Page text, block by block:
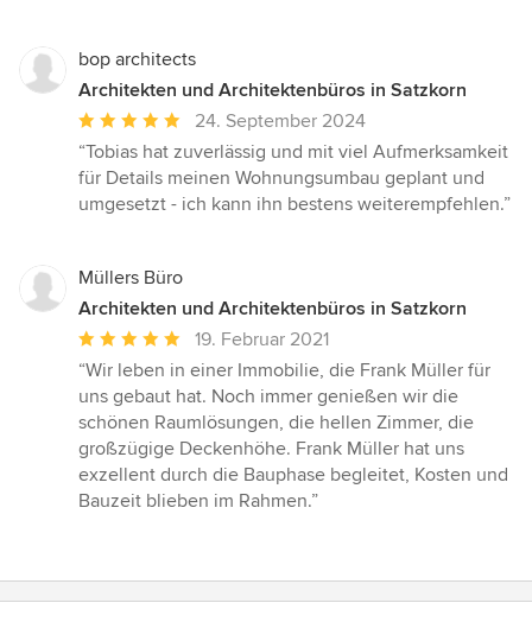
bop architects
Architekten und Architektenbüros in Satzkorn
Durchschnittliche
Bewertung:
5
von
24. September 2024
“Tobias hat zuverlässig und mit viel Aufmerksamkeit
für Details meinen Wohnungsumbau geplant und
umgesetzt - ich kann ihn bestens weiterempfehlen.”
Müllers Büro
Architekten und Architektenbüros in Satzkorn
Durchschnittliche
Bewertung:
5
von
5
Sternen
19. Februar 2021
“Wir leben in einer Immobilie, die Frank Müller für
uns gebaut hat. Noch immer genießen wir die
schönen Raumlösungen, die hellen Zimmer, die
großzügige Deckenhöhe. Frank Müller hat uns
exzellent durch die Bauphase begleitet, Kosten und
Bauzeit blieben im Rahmen.”